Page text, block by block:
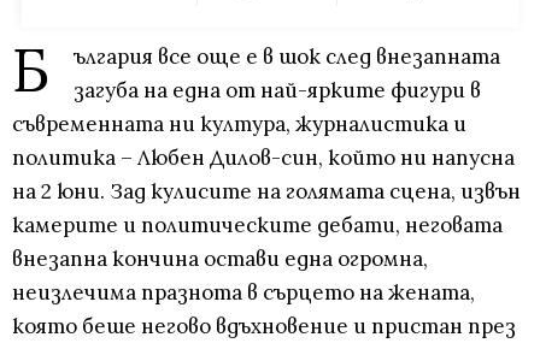
Б
ългария все още е в шок след внезапната
загуба на една от най-ярките фигури в
съвременната ни култура, журналистика и
политика – Любен Дилов-син, който ни напусна
на 2 юни. Зад кулисите на голямата сцена, извън
камерите и политическите дебати, неговата
внезапна кончина остави една огромна,
неизлечима празнота в сърцето на жената,
която беше негово вдъхновение и пристан през